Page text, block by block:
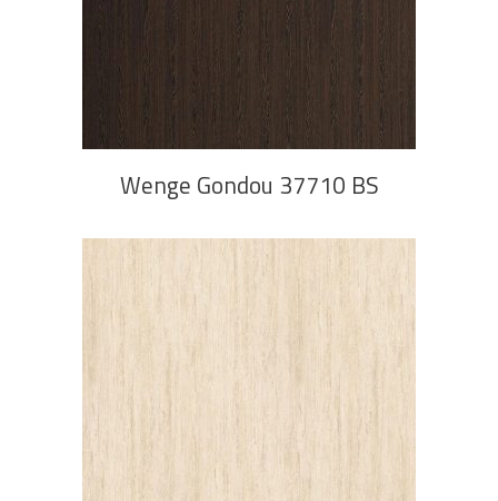
PROČITAJ VIŠE
Wenge Gondou 37710 BS